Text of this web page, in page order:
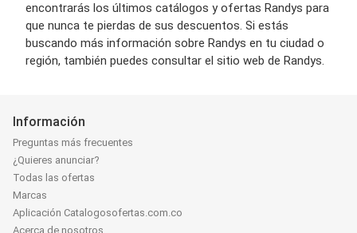
encontrarás los últimos catálogos y ofertas Randys para
que nunca te pierdas de sus descuentos. Si estás
buscando más información sobre Randys en tu ciudad o
región, también puedes consultar el sitio web de Randys.
Información
Preguntas más frecuentes
¿Quieres anunciar?
Todas las ofertas
Marcas
Aplicación Catalogosofertas.com.co
Acerca de nosotros